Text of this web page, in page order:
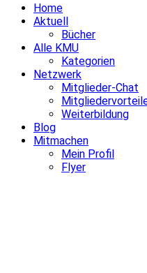
Home
Aktuell
Bücher
Alle KMU
Kategorien
Netzwerk
Mitglieder-Chat
Weiterbildung
Blog
Mitmachen
Mein Profil
Flyer